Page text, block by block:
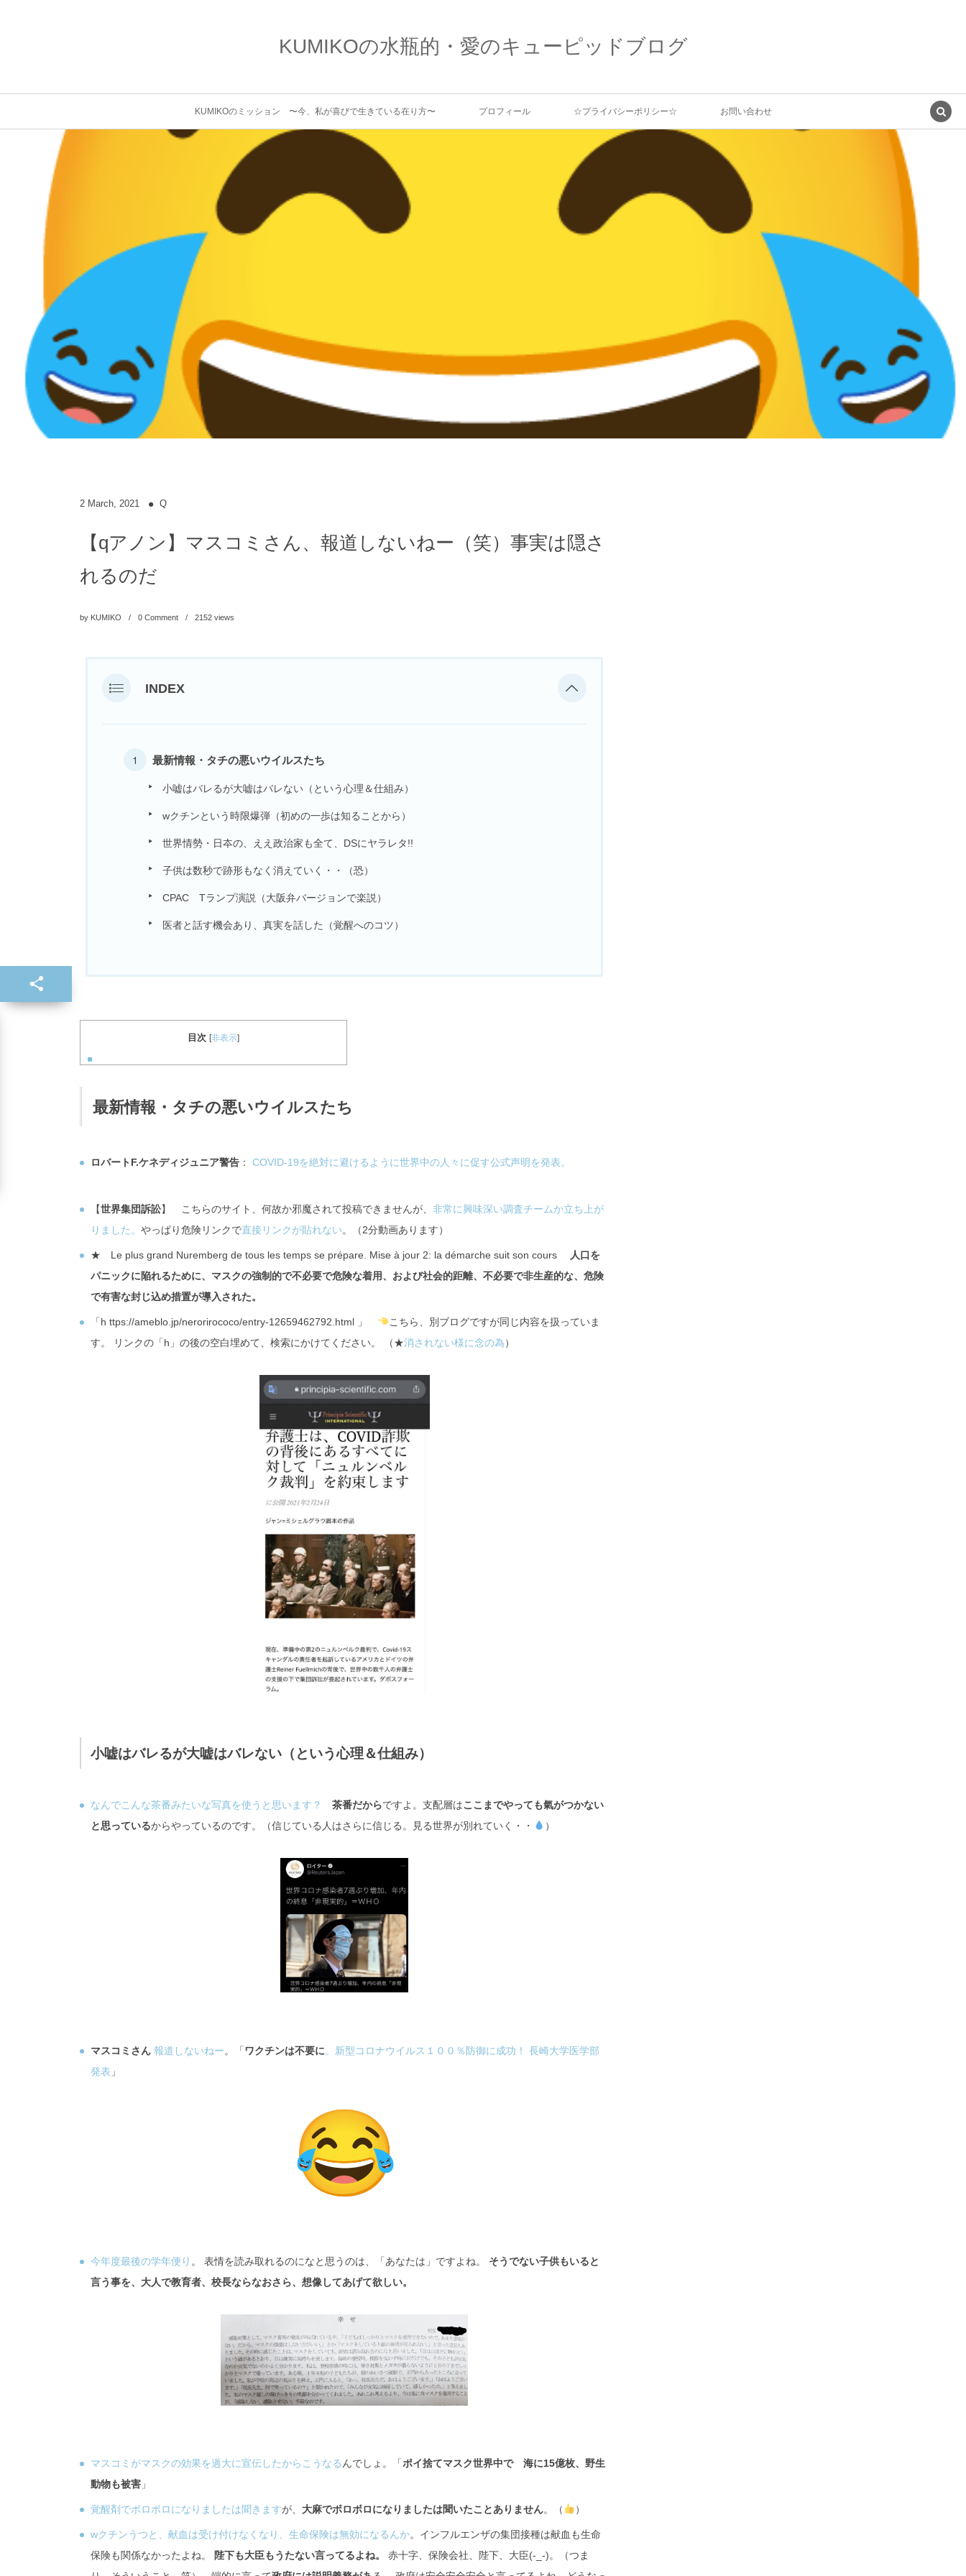
KUMIKOの水瓶的・愛のキューピッドブログ
KUMIKOのミッション 〜今、私が喜びで生きている在り方〜 プロフィール ☆プライバシーポリシー☆ お問い合わせ
2 March, 2021 Q
【qアノン】マスコミさん、報道しないねー（笑）事実は隠さ
れるのだ
by KUMIKO 0 Comment 2152 views
INDEX
最新情報・タチの悪いウイルスたち
小嘘はバレるが大嘘はバレない（という心理＆仕組み）
wクチンという時限爆弾（初めの一歩は知ることから）
世界情勢・日夲の、ええ政治家も全て、DSにヤラレタ!!
子供は数秒で跡形もなく消えていく・・（恐）
CPAC Tランプ演説（大阪弁バージョンで楽説）
医者と話す機会あり、真実を話した（覚醒へのコツ）
目次 [非表示]
最新情報・タチの悪いウイルスたち
ロバートF.ケネディジュニア警告 ： COVID-19を絶対に避けるように世界中の人々に促す公式声明を発表。
【世界集団訴訟】 こちらのサイト、何故か邪魔されて投稿できませんが、 非常に興味深い調査チームか立ち上が
りました。 やっぱり危険リンクで直接リンクが貼れない。（2分動画あります）
★ Le plus grand Nuremberg de tous les temps se prépare. Mise à jour 2: la démarche suit son cours
人口を
パニックに陥れるために、マスクの強制的で不必要で危険な着用、および社会的距離、不必要で非生産的な、危険
で有害な封じ込め措置が導入された。
「h ttps://ameblo.jp/nerorirococo/entry-12659462792.html 」
こちら、別ブログですが同じ内容を扱っていま
す。 リンクの「h」の後の空白埋めて、検索にかけてください。 （★消されない様に念の為）
小嘘はバレるが大嘘はバレない（という心理＆仕組み）
なんでこんな茶番みたいな写真を使うと思います？ 茶番だからですよ。支配層はここまでやっても氣がつかない
と思っているからやっているのです。（信じている人はさらに信じる。見る世界が別れていく・・ ）
マスコミさん 報道しないねー。「 ワクチンは不要に。新型コロナウイルス１００％防御に成功！ 長崎大学医学部
発表 」
今年度最後の学年便り 。 表情を読み取れるのになと思うのは、「あなたは」ですよね。 そうでない子供もいると
言う事を、大人で教育者、校長ならなおさら、想像してあげて欲しい。
マスコミがマスクの効果を過大に宣伝したからこうなる んでしょ。「ポイ捨てマスク世界中で 海に15億枚、野生
動物も被害 」
覚醒剤でボロボロになりましたは聞きますが、 大麻でボロボロになりましたは聞いたことありません。（ ）
wクチンうつと、献血は受け付けなくなり、生命保険は無効になるんか。インフルエンザの集団接種は献血も生命
保険も関係なかったよね。
陛下も大臣もうたない言ってるよね。
赤十字、保険会社、陛下、大臣(-_-)。（つま